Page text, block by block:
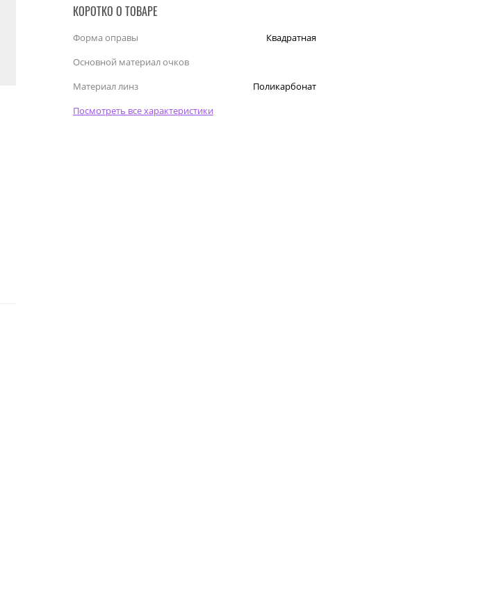
КОРОТКО О ТОВАРЕ
Форма оправы
Квадратная
Основной материал очков
Материал линз
Поликарбонат
Посмотреть все характеристики